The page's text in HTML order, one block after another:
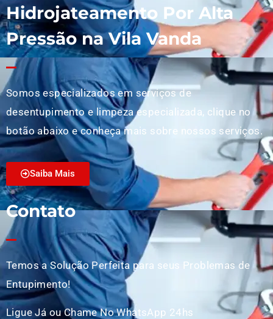
Hidrojateamento Por Alta
Pressão na Vila Vanda
Somos especializados em serviços de
desentupimento e limpeza especializada, clique no
botão abaixo e conheça mais sobre nossos serviços.
Saiba Mais
Contato
Temos a Solução Perfeita para seus Problemas de
Entupimento!
Ligue Já ou Chame No WhatsApp 24hs